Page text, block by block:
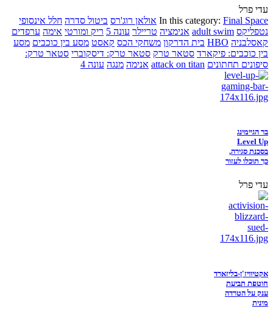
עדי פרל
In this category: Final Space אולאן רוג'רס ביטול סדרה חלל אינסופי
נטפליקס adult swim אנימציה טריילר עונה 5 ריק ומורטי אימה ערפדים
קאסלבניה HBO בית הדרקון משחקי הכס קאסט מסע בין כוכבים מסע
בין כוכבים: פיקארד סטאר טרק סטאר טרק: דיסקוברי סטאר טרק:
סיפונים תחתונים attack on titan אנימה מנגה עונה 4
בר הגיימינג
Level Up
בסכנת סגירה,
כך תוכלו לעזור
עדי פרל
אקטיוויז'ן-בליזארד
חוטפת תביעת
ענק על הטרדה
מינית